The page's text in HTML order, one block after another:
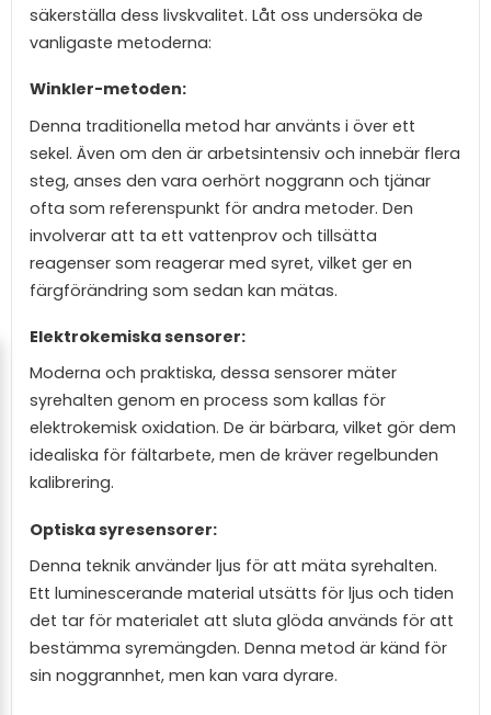
säkerställa dess livskvalitet. Låt oss undersöka de
vanligaste metoderna:
Winkler-metoden:
Denna traditionella metod har använts i över ett
sekel. Även om den är arbetsintensiv och innebär flera
steg, anses den vara oerhört noggrann och tjänar
ofta som referenspunkt för andra metoder. Den
involverar att ta ett vattenprov och tillsätta
reagenser som reagerar med syret, vilket ger en
färgförändring som sedan kan mätas.
Elektrokemiska sensorer:
Moderna och praktiska, dessa sensorer mäter
syrehalten genom en process som kallas för
elektrokemisk oxidation. De är bärbara, vilket gör dem
idealiska för fältarbete, men de kräver regelbunden
kalibrering.
Optiska syresensorer:
Denna teknik använder ljus för att mäta syrehalten.
Ett luminescerande material utsätts för ljus och tiden
det tar för materialet att sluta glöda används för att
bestämma syremängden. Denna metod är känd för
sin noggrannhet, men kan vara dyrare.